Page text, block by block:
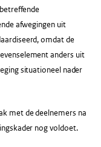
afwegingen uit
omdat de
anders uit
situationeel nader
met de deelnemers na
nog voldoet.